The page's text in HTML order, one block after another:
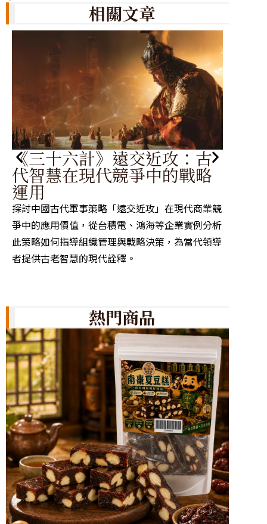
相關文章
《三十六計》遠交近攻：古
代智慧在現代競爭中的戰略
運用
探討中國古代軍事策略「遠交近攻」在現代商業競
爭中的應用價值，從台積電、鴻海等企業實例分析
此策略如何指導組織管理與戰略決策，為當代領導
者提供古老智慧的現代詮釋。
熱門商品